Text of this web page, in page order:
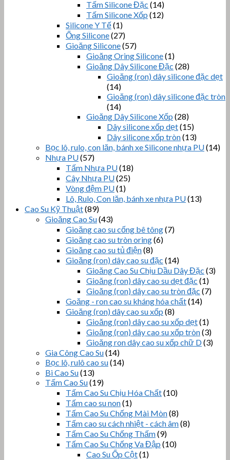
Tấm Silicone Đặc (14)
Tấm Silicone Xốp (12)
Silicone Y Tế(1)
Ống Silicone(27)
Gioăng Silicone(57)
Gioăng Oring Silicone(1)
Gioăng Dây Silicone Đặc (28)
Gioăng (ron) dây silicone đặc dẹt
(14)
Gioăng (ron) dây silicone đặc tròn
(14)
Gioăng Dây Silicone Xốp (28)
Dây silicone xốp dẹt(15)
Dây silicone xốp tròn(13)
Bọc lô, rulo, con lăn, bánh xe Silicone nhựa PU(14)
Nhựa PU(57)
Tấm Nhựa PU(18)
Cây Nhựa PU(25)
Vòng đệm PU(1)
Lô, Rulo, Con lăn, bánh xe nhựa PU(13)
Cao Su Kỹ Thuật(89)
Gioăng Cao Su(43)
Gioăng cao su cống bê tông(7)
Gioăng cao su tròn oring(6)
Gioăng cao su tủ điện(8)
Gioăng (ron) dây cao su đặc (14)
Gioăng Cao Su Chịu Dầu Dây Đặc (3)
Gioăng (ron) dây cao su dẹt đặc (1)
Gioăng (ron) dây cao su tròn đặc (7)
Goăng - ron cao su kháng hóa chất(14)
Gioăng (ron) dây cao su xốp (8)
Gioăng (ron) dây cao su xốp dẹt(1)
Gioăng (ron) dây cao su xốp tròn(3)
Gioăng ron dây cao su xốp chữ D(3)
Gia Công Cao Su(14)
Bọc lô, rulô cao su(14)
Bi Cao Su(13)
Tấm Cao Su(19)
Tấm Cao Su Chịu Hóa Chất(10)
Tấm cao su non(1)
Tấm Cao Su Chống Mài Mòn(8)
Tấm cao su cách nhiệt - cách âm(8)
Tấm Cao Su Chống Thấm(9)
Tấm Cao Su Chống Va Đập (10)
Cao Su Ốp Cột(1)